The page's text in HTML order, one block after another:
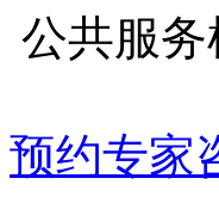
公共服
预约专家